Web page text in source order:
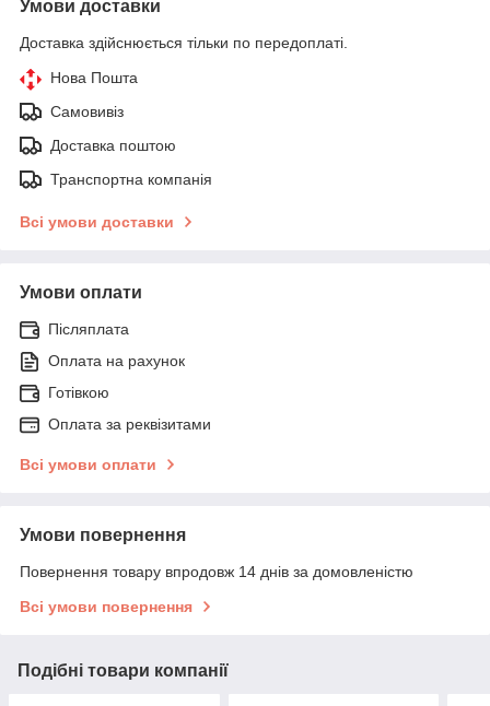
Умови доставки
Доставка здійснюється тільки по передоплаті.
Нова Пошта
Самовивіз
Доставка поштою
Транспортна компанія
Всі умови доставки
Умови оплати
Післяплата
Оплата на рахунок
Готівкою
Оплата за реквізитами
Всі умови оплати
Умови повернення
Повернення товару впродовж 14 днів за домовленістю
Всі умови повернення
Подібні товари компанії